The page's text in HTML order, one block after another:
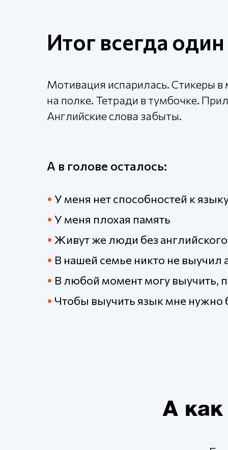
Итог всегда один
Мотивация испарилась. Стикеры в
на полке. Тетради в тумбочке.
Английские слова забыты.
А в голове осталось:
• У меня нет способностей к
• У меня плохая память
• Живут же люди без
• В нашей семье никто не выучил
• В любой момент могу выучить,
• Чтобы выучить язык мне нужно
А